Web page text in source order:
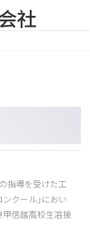
指導を受けた工
クール｣におい
信越高校生溶接